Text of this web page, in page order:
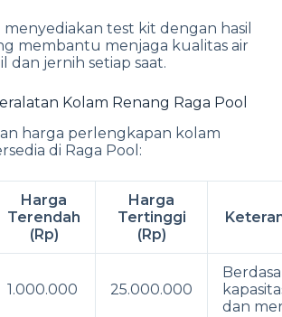
menyediakan test kit dengan hasil
membantu menjaga kualitas air
dan jernih setiap saat.
Kolam Renang Raga Pool
harga perlengkapan kolam
di Raga Pool:
Harga
Terendah
(Rp)
Harga
Tertinggi
(Rp)
1.000.000 25.000.000
dan